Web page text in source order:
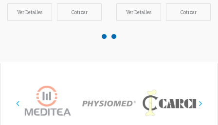
Ver Detalles Cotizar Ver Detalles Cotizar